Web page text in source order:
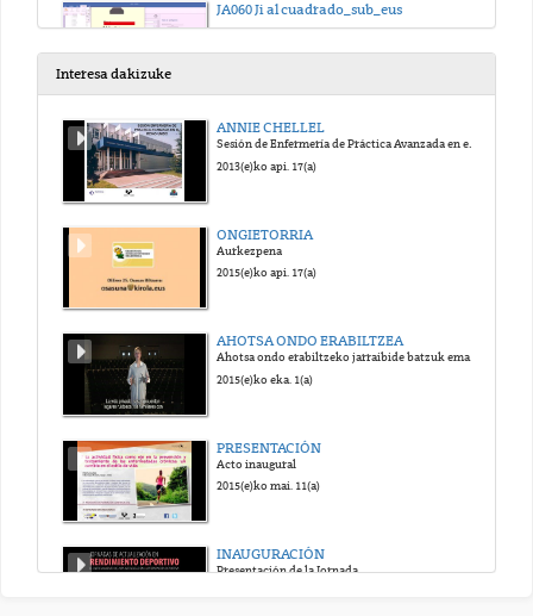
JA060 Ji al cuadrado_sub_eus
2024(e)ko urr. 5(a)
2024(e)ko urr. 5(a)
Interesa dakizuke
ANNIE CHELLEL
Sesión de Enfermería de Práctica Avanzada en el Reino Unido
2013(e)ko api. 17(a)
ONGIETORRIA
Aurkezpena
2015(e)ko api. 17(a)
AHOTSA ONDO ERABILTZEA
Ahotsa ondo erabiltzeko jarraibide batzuk ematen dituen bideoa.
2015(e)ko eka. 1(a)
PRESENTACIÓN
Acto inaugural
2015(e)ko mai. 11(a)
INAUGURACIÓN
Presentación de la Jornada